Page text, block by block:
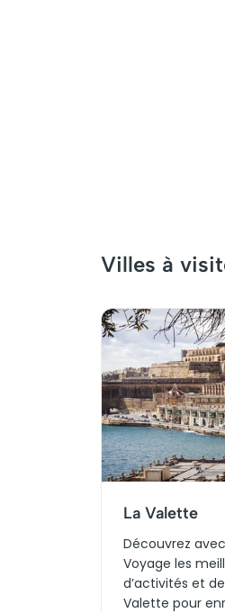
Villes à
La Valette
Découvrez
Voyage les
d’activités et
Valette pour